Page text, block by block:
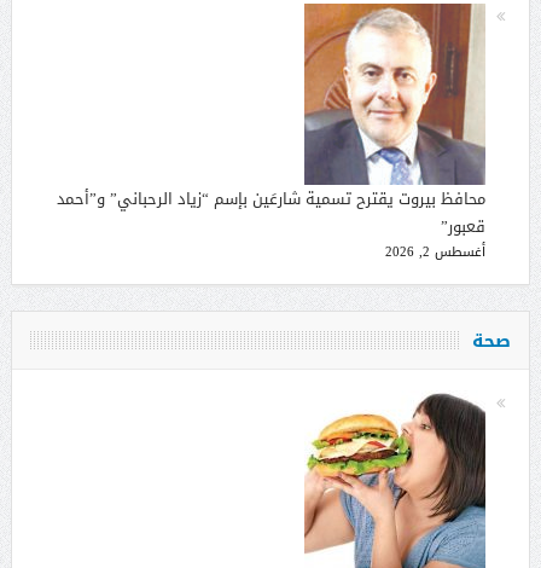
محافظ بيروت يقترح تسمية شارعَين بإسم “زياد الرحباني” و”أحمد
قعبور”
أغسطس 2, 2026
صحة